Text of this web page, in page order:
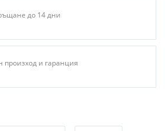
до 14 дни
произход и гаранция